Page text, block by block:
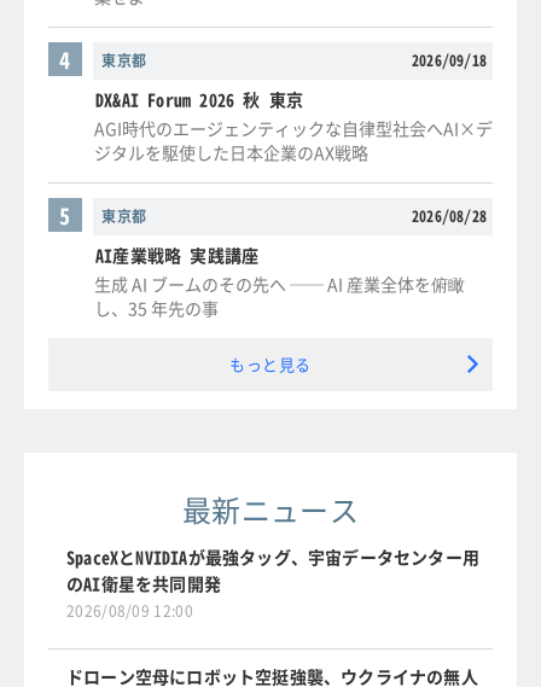
東京都 2026/09/18
4
DX&AI Forum 2026 秋 東京
AGI時代のエージェンティックな自律型社会へAI×デ
ジタルを駆使した日本企業のAX戦略
東京都 2026/08/28
5
AI産業戦略 実践講座
生成 AI ブームのその先へ ── AI 産業全体を俯瞰
し、35 年先の事
もっと見る
最新ニュース
SpaceXとNVIDIAが最強タッグ、宇宙データセンター用
のAI衛星を共同開発
2026/08/09 12:00
ドローン空母にロボット空挺強襲、ウクライナの無人